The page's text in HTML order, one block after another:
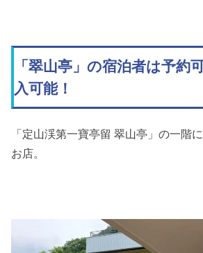
「翠山亭」の宿泊者は予約
入可能！
「定山渓第一寶亭留 翠山亭」の一階
お店。